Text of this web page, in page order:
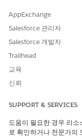
구매자 프로필 동
스템 제어 필드에
리자가 편집할 수
리자가 수정할 수
구매자 프로필 동기
다음 문제 해결 단
다음 사항도 참조:
AppExchange
Salesforce 관리자
Salesforce 개발자
Trailhead
교육
신뢰
SUPPORT & SERVICES
도움이 필요한 경우 리소
로 확인하거나 전문가의